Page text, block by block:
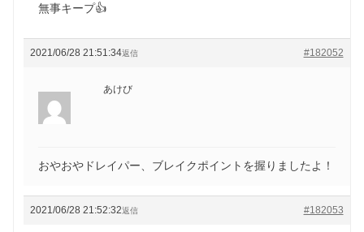
無事キープ👍
2021/06/28 21:51:34 #182052
返信
あけび
おやおやドレイパー、ブレイクポイントを握りましたよ！
2021/06/28 21:52:32 #182053
返信